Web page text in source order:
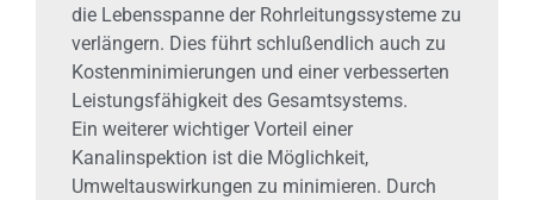
die Lebensspanne der Rohrleitungssysteme zu
verlängern. Dies führt schlußendlich auch zu
Kostenminimierungen und einer verbesserten
Leistungsfähigkeit des Gesamtsystems.
Ein weiterer wichtiger Vorteil einer
Kanalinspektion ist die Möglichkeit,
Umweltauswirkungen zu minimieren. Durch